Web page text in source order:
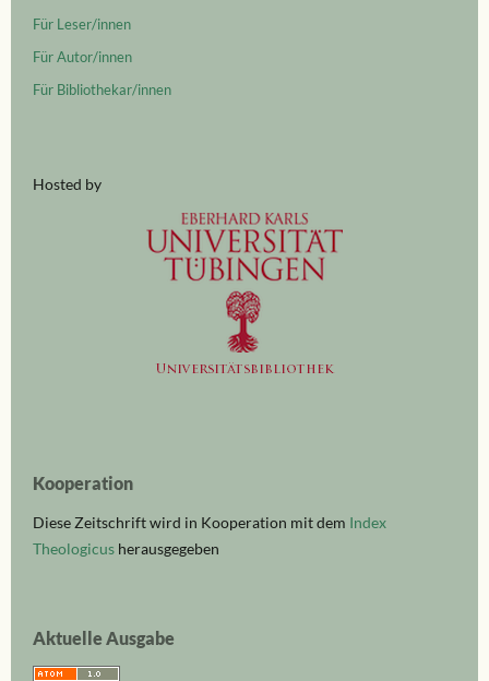
Für Leser/innen
Für Autor/innen
Für Bibliothekar/innen
Hosted by
Kooperation
Diese Zeitschrift wird in Kooperation mit dem Index
Theologicus herausgegeben
Aktuelle Ausgabe